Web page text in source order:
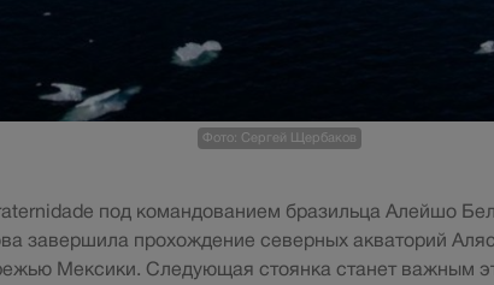
Фото: Сергей Щербаков
под командованием бразильца Алейшо
завершила прохождение северных акваторий
Мексики. Следующая стоянка станет важным